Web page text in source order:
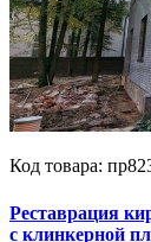
Код товара:
Реставрация
с клинкерной